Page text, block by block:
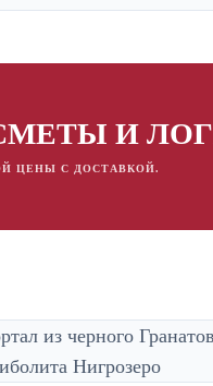
И
ЦЕНЫ С ДОСТАВКОЙ.